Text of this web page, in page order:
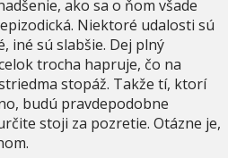
ako sa o ňom všade
Niektoré udalosti sú
iné sú slabšie. Dej plný
trocha hapruje, čo na
stopáž. Takže tí, ktorí
budú pravdepodobne
stoji za pozretie. Otázne je,